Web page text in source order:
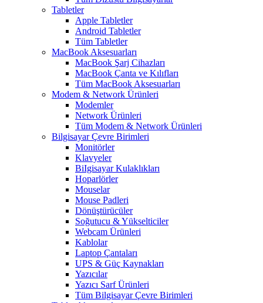
Tabletler
Apple Tabletler
Android Tabletler
Tüm Tabletler
MacBook Aksesuarları
MacBook Şarj Cihazları
MacBook Çanta ve Kılıfları
Tüm MacBook Aksesuarları
Modem & Network Ürünleri
Modemler
Network Ürünleri
Tüm Modem & Network Ürünleri
Bilgisayar Çevre Birimleri
Monitörler
Klavyeler
BiIgisayar Kulaklıkları
Hoparlörler
Mouselar
Mouse Padleri
Dönüştürücüler
Soğutucu & Yükselticiler
Webcam Ürünleri
Kablolar
Laptop Çantaları
UPS & Güç Kaynakları
Yazıcılar
Yazıcı Sarf Ürünleri
Tüm Bilgisayar Çevre Birimleri